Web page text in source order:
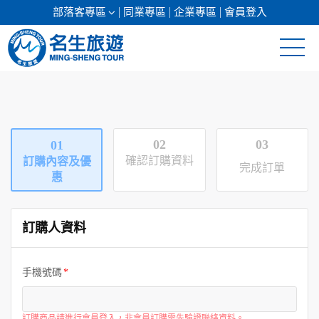
部落客專區 同業專區 企業專區 會員登入
日本專館
郵輪假期
海島假期
韓國
東南亞
01
訂購內容及優
惠
02
確認訂購資料
03
完成訂單
訂購人資料
手機號碼